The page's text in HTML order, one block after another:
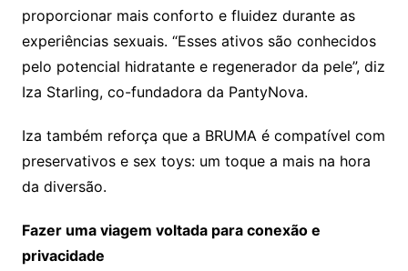
proporcionar mais conforto e fluidez durante as
experiências sexuais. “Esses ativos são conhecidos
pelo potencial hidratante e regenerador da pele”, diz
Iza Starling, co-fundadora da PantyNova.
Iza também reforça que a BRUMA é compatível com
preservativos e sex toys: um toque a mais na hora
da diversão.
Fazer uma viagem voltada para conexão e
privacidade